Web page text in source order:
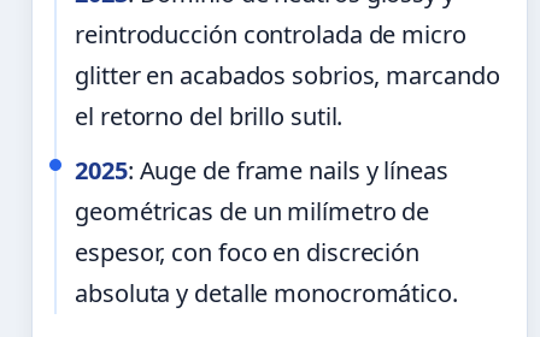
reintroducción controlada de micro
glitter en acabados sobrios, marcando
el retorno del brillo sutil.
2025: Auge de frame nails y líneas
geométricas de un milímetro de
espesor, con foco en discreción
absoluta y detalle monocromático.